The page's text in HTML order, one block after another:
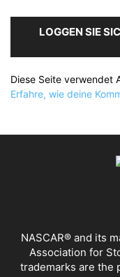
LOGGEN SIE
Diese Seite verwendet
Erfahre, wie deine
NASCAR® and its
Association for
trademarks are the